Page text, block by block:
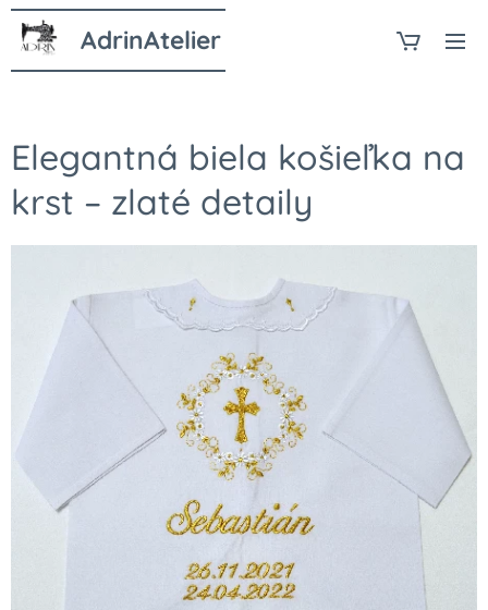
AdrinAtelier
Elegantná biela košieľka na
krst – zlaté detaily